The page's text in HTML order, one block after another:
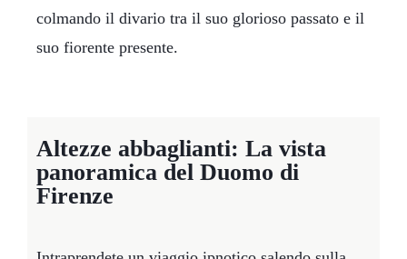
colmando il divario tra il suo glorioso passato e il
suo fiorente presente.
Altezze abbaglianti: La vista
panoramica del Duomo di
Firenze